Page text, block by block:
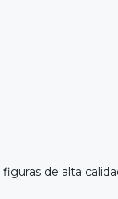
de alta